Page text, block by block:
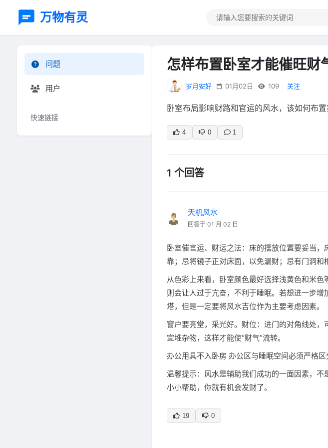
万物有灵
问题
用户
快速链接
怎样布置卧室才能催旺财
岁月安好 01月02日 109 关注
卧室布局影响财路和官运的风水，该如何布
4 0 1
1 个回答
天机风水
回答于 01 月 02 日
卧室催官运、财运之法：床的摆放位置要妥当
靠；忌将镜子正对床面，以免漏财；忌有门洞和
从色彩上来看，卧室颜色最好选择浅黄色和米
则会让人过于亢奋，不利于睡眠。若想进一步
塔，但是一定要将风水吉位作为主要考虑因素。
窗户要亮堂，采光好。财位：进门的对角线处
宜堆杂物，这样才能使“财气”流转。
办公用具不入卧房 办公区与睡眠空间必须严格
温馨提示：风水是辅助我们成功的一面因素，
小小帮助，你就有机会发财了。
19 0